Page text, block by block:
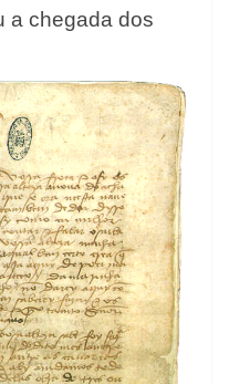
a chegada dos